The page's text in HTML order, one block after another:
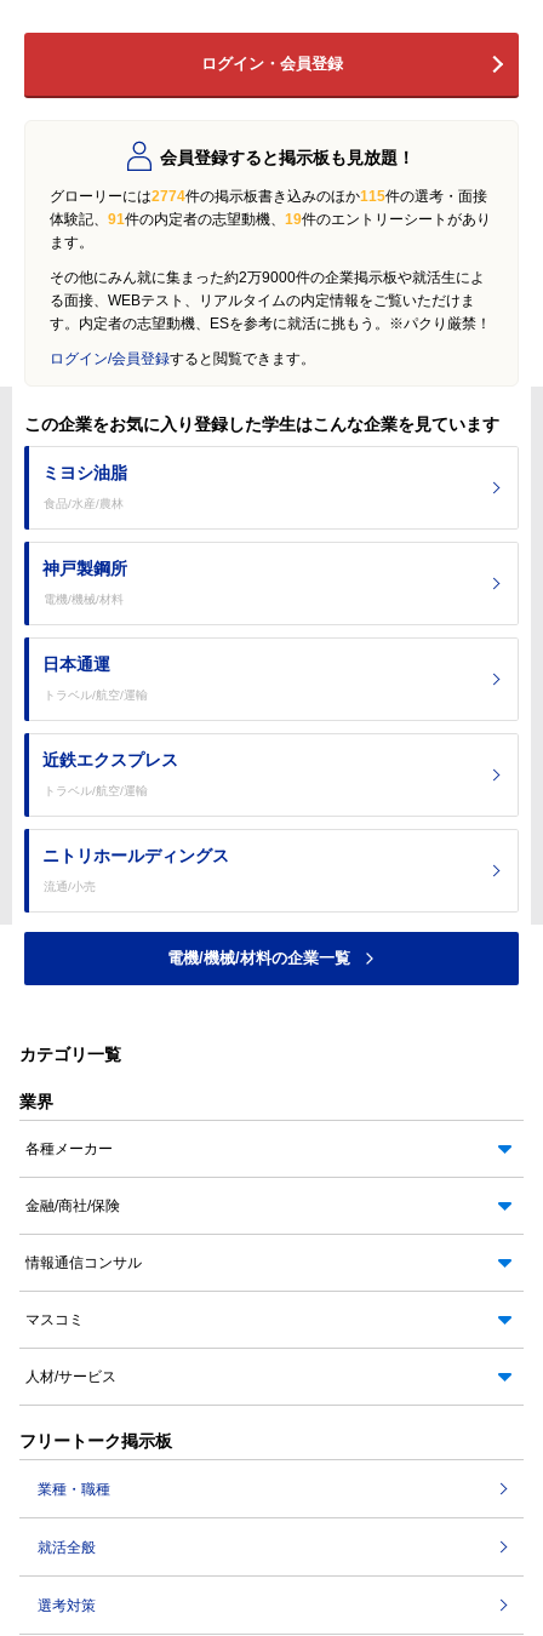
ログイン・会員登録
会員登録すると掲示板も見放題！
グローリーには2774件の掲示板書き込みのほか115件の選考・面接
体験記、 91件の内定者の志望動機、 19件のエントリーシートがあり
ます。
その他にみん就に集まった約2万9000件の企業掲示板や就活生によ
る面接、WEBテスト、リアルタイムの内定情報をご覧いただけま
す。内定者の志望動機、ESを参考に就活に挑もう。※パクり厳禁！
ログイン/会員登録すると閲覧できます。
この企業をお気に入り登録した学生はこんな企業を見ています
ミヨシ油脂
食品/水産/農林
神戸製鋼所
電機/機械/材料
日本通運
トラベル/航空/運輸
近鉄エクスプレス
トラベル/航空/運輸
ニトリホールディングス
流通/小売
電機/機械/材料の企業一覧
カテゴリ一覧
業界
各種メーカー
金融/商社/保険
情報通信コンサル
マスコミ
人材/サービス
フリートーク掲示板
業種・職種
就活全般
選考対策